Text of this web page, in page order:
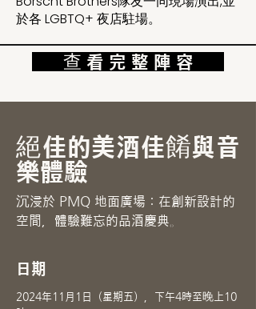
於各 LGBTQ+ 夜店駐場。
查 看 完 整 陣 容
絕佳的美酒佳餚與音
樂體驗
沉浸於 PMQ 地面廣場：在創新設計的
空間，體驗難忘的品酒慶典。
日期
2024年11月1日（星期五），下午4時至晚上10